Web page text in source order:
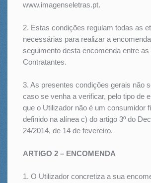
www.imagenseletras.pt.
2. Estas condições regulam todas as
necessárias para realizar a
seguimento desta encomenda entre as
Contratantes.
3. As presentes condições gerais não
caso se venha a verificar, pelo tipo de
que o Utilizador não é um consumidor
definido na alínea c) do artigo 3º do
24/2014, de 14 de fevereiro.
ARTIGO 2 – ENCOMENDA
1. O Utilizador concretiza a sua